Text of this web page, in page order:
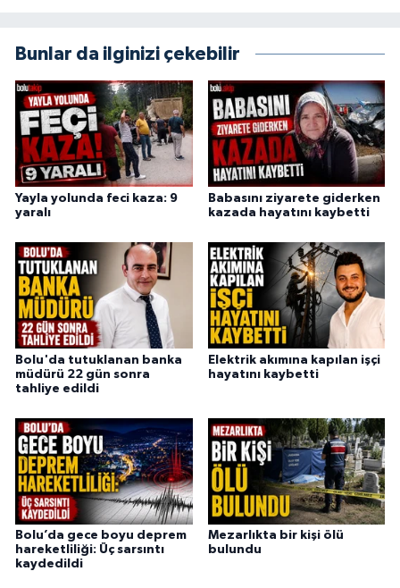
Bunlar da ilginizi çekebilir
Yayla yolunda feci kaza: 9
yaralı
Babasını ziyarete giderken
kazada hayatını kaybetti
Bolu'da tutuklanan banka
müdürü 22 gün sonra
tahliye edildi
Elektrik akımına kapılan işçi
hayatını kaybetti
Bolu’da gece boyu deprem
hareketliliği: Üç sarsıntı
kaydedildi
Mezarlıkta bir kişi ölü
bulundu